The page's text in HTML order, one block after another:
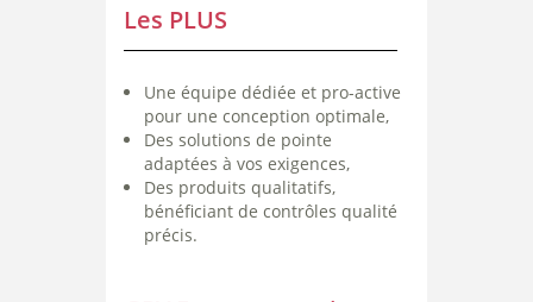
Les PLUS
Une équipe dédiée et pro-active
pour une conception optimale,
Des solutions de pointe
adaptées à vos exigences,
Des produits qualitatifs,
bénéficiant de contrôles qualité
précis.